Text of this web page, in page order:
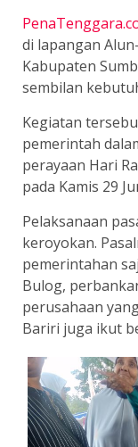
di lapangan
Kabupaten
sembilan
Kegiatan
pemerintah
perayaan Hari
pada Kamis 29
Pelaksanaan
keroyokan.
pemerintahan
Bulog,
perusahaan
Bariri juga ikut